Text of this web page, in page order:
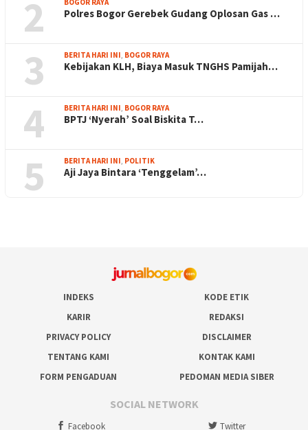
2 BOGOR RAYA
Polres Bogor Gerebek Gudang Oplosan Gas …
3 BERITA HARI INI, BOGOR RAYA
Kebijakan KLH, Biaya Masuk TNGHS Pamijah…
4 BERITA HARI INI, BOGOR RAYA
BPTJ ‘Nyerah’ Soal Biskita T…
5 BERITA HARI INI, POLITIK
Aji Jaya Bintara ‘Tenggelam’…
INDEKS
KODE ETIK
KARIR
REDAKSI
PRIVACY POLICY
DISCLAIMER
TENTANG KAMI
KONTAK KAMI
FORM PENGADUAN
PEDOMAN MEDIA SIBER
SOCIAL NETWORK
Facebook Twitter